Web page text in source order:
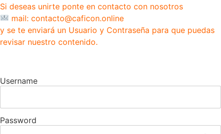
Si deseas unirte ponte en contacto con nosotros
mail: contacto@caficon.online
y se te enviará un Usuario y Contraseña para que puedas
revisar nuestro contenido.
Username
Password